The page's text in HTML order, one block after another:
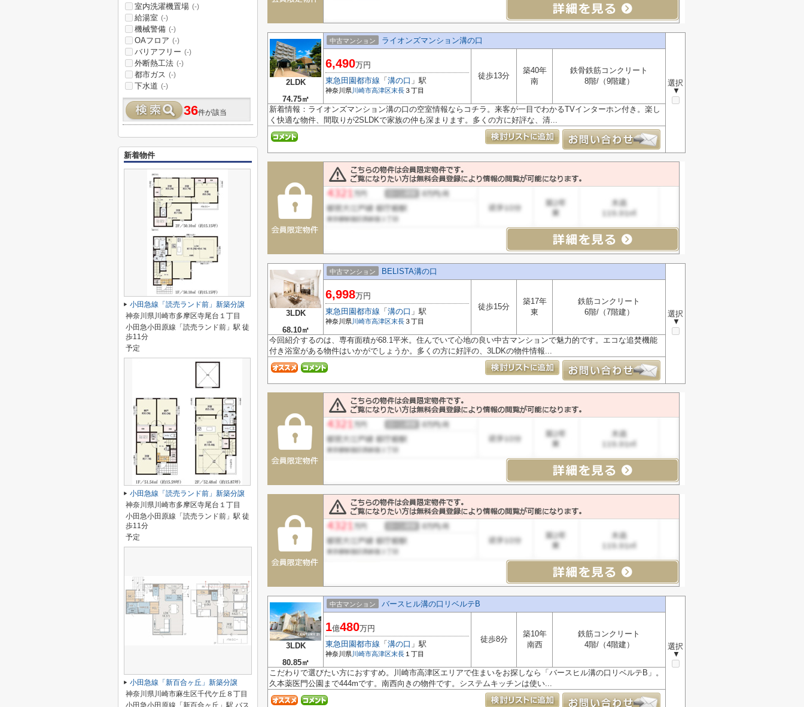
2LDK
74.75㎡
中古マンション ライオンズマンション溝の口
選択
▼
6,490万円
東急田園都市線 「 溝の口 」駅
神奈川県川崎市高津区末長３丁目
徒歩13分
築40年
南
鉄骨鉄筋コンクリート
8階/（9階建）
新着情報：ライオンズマンション溝の口の空室情報ならコチラ。来客が一目でわかるTVインターホン付き。楽し
く快適な物件、間取りが2SLDKで家族の仲も深まります。多くの方に好評な、清...
3LDK
68.10㎡
中古マンション BELISTA溝の口
選択
▼
6,998万円
東急田園都市線 「 溝の口 」駅
神奈川県川崎市高津区末長３丁目
徒歩15分
築17年
東
鉄筋コンクリート
6階/（7階建）
今回紹介するのは、専有面積が68.1平米。住んでいて心地の良い中古マンションで魅力的です。エコな追焚機能
付き浴室がある物件はいかがでしょうか。多くの方に好評の、3LDKの物件情報...
3LDK
80.85㎡
中古マンション バースヒル溝の口リベルテB
選択
▼
1億480万円
東急田園都市線 「 溝の口 」駅
神奈川県川崎市高津区末長 １丁目
徒歩8分
築10年
南西
鉄筋コンクリート
4階/（4階建）
こだわりで選びたい方におすすめ。川崎市高津区エリアで住まいをお探しなら「バースヒル溝の口リベルテB」。
久本薬医門公園まで444mです。南西向きの物件です。システムキッチンは使い...
室内洗濯機置場 (-)
給湯室 (-)
機械警備 (-)
OAフロア (-)
バリアフリー (-)
外断熱工法 (-)
都市ガス (-)
下水道 (-)
36件が該当
新着物件
小田急線「読売ランド前」新築分譲
神奈川県川崎市多摩区寺尾台１丁目
小田急小田原線「読売ランド前」駅 徒
歩11分
予定
小田急線「読売ランド前」新築分譲
神奈川県川崎市多摩区寺尾台１丁目
小田急小田原線「読売ランド前」駅 徒
歩11分
予定
小田急線「新百合ヶ丘」新築分譲
神奈川県川崎市麻生区千代ケ丘８丁目
小田急小田原線「新百合ヶ丘」駅 バス